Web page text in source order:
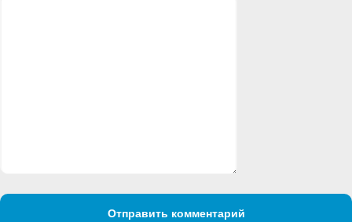
Отправить комментарий